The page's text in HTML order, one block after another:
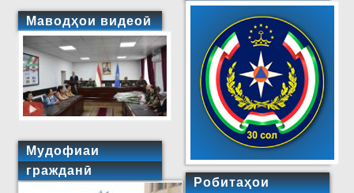
Маводҳои видеоӣ
Мудофиаи
гражданӣ
Робитаҳои